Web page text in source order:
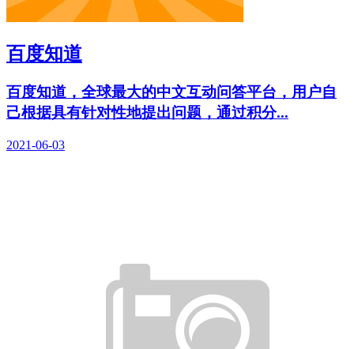
百度知道
百度知道，全球最大的中文互动问答平台，用户自
己根据具有针对性地提出问题，通过积分...
2021-06-03